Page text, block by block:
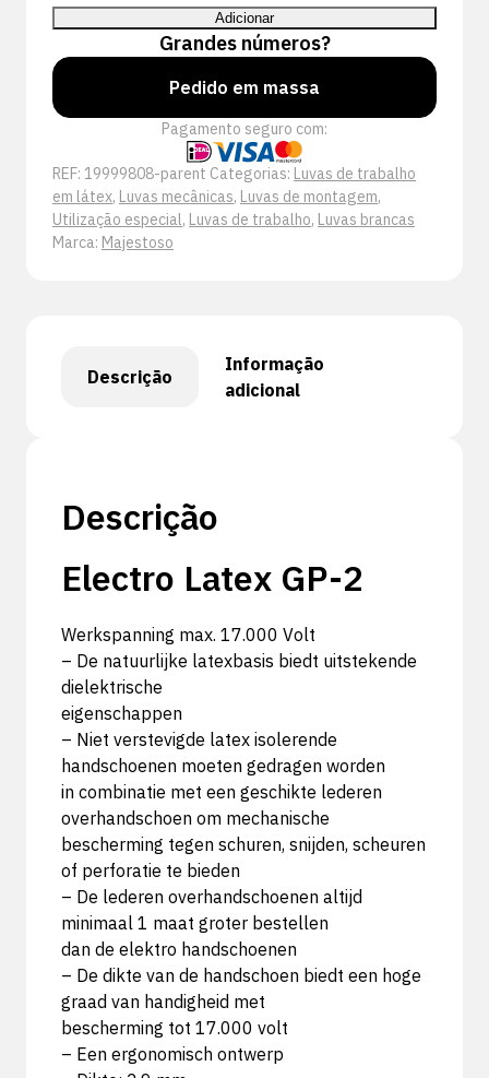
GP-
2
handschoen
Adicionar
Grandes números?
Pedido em massa
Pagamento seguro com:
REF: 19999808-parent Categorias: Luvas de trabalho
em látex, Luvas mecânicas, Luvas de montagem,
Utilização especial, Luvas de trabalho, Luvas brancas
Marca: Majestoso
Descrição
Informação
adicional
Descrição
Electro Latex GP-2
Werkspanning max. 17.000 Volt
– De natuurlijke latexbasis biedt uitstekende
dielektrische
eigenschappen
– Niet verstevigde latex isolerende
handschoenen moeten gedragen worden
in combinatie met een geschikte lederen
overhandschoen om mechanische
bescherming tegen schuren, snijden, scheuren
of perforatie te bieden
– De lederen overhandschoenen altijd
minimaal 1 maat groter bestellen
dan de elektro handschoenen
– De dikte van de handschoen biedt een hoge
graad van handigheid met
bescherming tot 17.000 volt
– Een ergonomisch ontwerp